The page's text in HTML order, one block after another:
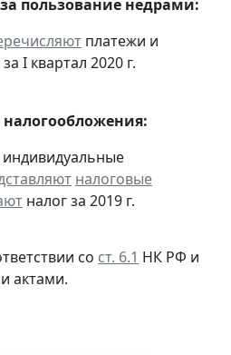
пользование недрами:
платежи и
I квартал 2020 г.
налоговые
налог за 2019 г.
со ст. 6.1 НК РФ и
актами.